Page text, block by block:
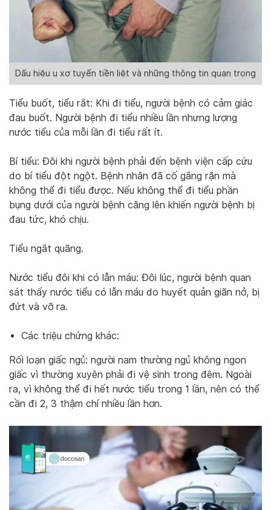
Dấu hiệu u xơ tuyến tiền liệt và những thông tin quan trọng
Tiểu buốt, tiểu rắt: Khi đi tiểu, người bệnh có cảm giác
đau buốt. Người bệnh đi tiểu nhiều lần nhưng lượng
nước tiểu của mỗi lần đi tiểu rất ít.
Bí tiểu: Đôi khi người bệnh phải đến bệnh viện cấp cứu
do bí tiểu đột ngột. Bệnh nhân đã cố gắng rặn mà
không thể đi tiểu được. Nếu không thể đi tiểu phần
bụng dưới của người bệnh căng lên khiến người bệnh bị
đau tức, khó chịu.
Tiểu ngắt quãng.
Nước tiểu đôi khi có lẫn máu: Đôi lúc, người bệnh quan
sát thấy nước tiểu có lẫn máu do huyết quản giãn nở, bị
đứt và vỡ ra.
Các triệu chứng khác:
Rối loạn giấc ngủ: người nam thường ngủ không ngon
giấc vì thường xuyên phải đi vệ sinh trong đêm. Ngoài
ra, vì không thể đi hết nước tiểu trong 1 lần, nên có thể
cần đi 2, 3 thậm chí nhiều lần hơn.